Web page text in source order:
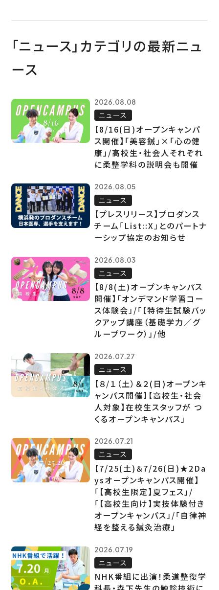
「ニュース」カテゴリの最新ニュ
ース
2026.08.08
ニュース
【8/16(日)オープンキャンパ
ス開催】「美容鍼」×「心の健
康」/高校生・社会人それぞれ
に柔整学科の説明会も開催
2026.08.05
ニュース
【プレスリリース】プロダンス
チーム「List::X」とのパートナ
ーシップ協定のお知らせ
2026.08.03
ニュース
【8/8(土)オープンキャンパス
開催】「オンデマンド学習コー
ス体験会」/「【特待生試験バッ
クアップ講座（基礎学力／グ
ループワーク）」/他
2026.07.27
ニュース
【８/１（土）＆２(日)オープンキ
ャンパス開催】【高校生・社会
人対象】在校生スタッフが つ
くるオープンキャンパス」
2026.07.21
ニュース
【7/25(土)＆7/26(日)★2Da
ysオープンキャンパス開催】
「【高校生限定】夏フェス」/
「【高校生向け】実技体験付き
オープンキャンパス」/「自律神
経を整える鍼灸治療」
2026.07.19
ニュース
NHK番組に出演！柔道整復学